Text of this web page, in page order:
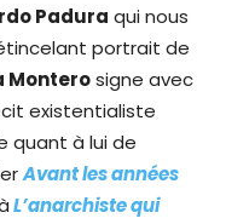
Padura qui nous
portrait de
Monterosigne avec
existentialiste
quant à lui de
Avant les années
L’anarchiste qui